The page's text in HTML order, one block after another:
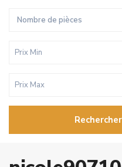
Nombre de pièces